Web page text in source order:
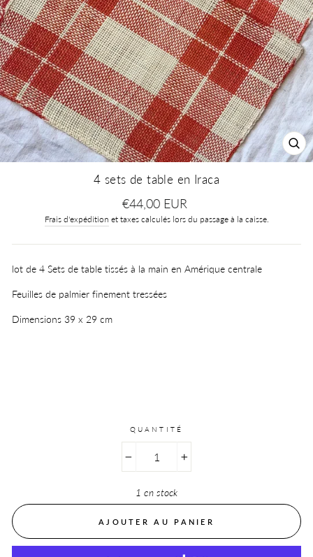
4 sets de table en Iraca
Prix
régulier
€44,00 EUR
Frais d'expédition et taxes calculés lors du passage à la caisse.
lot de 4 Sets de table tissés à la main en Amérique centrale
Feuilles de palmier finement tressées
Dimensions 39 x 29 cm
QUANTITÉ
1 en stock
AJOUTER AU PANIER